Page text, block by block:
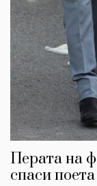
Перата на
спаси